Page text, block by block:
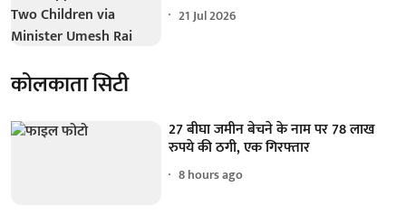
21 Jul 2026
कोलकाता सिटी
27 बीघा जमीन बेचने के नाम पर 78 लाख
रुपये की ठगी, एक गिरफ्तार
8 hours ago